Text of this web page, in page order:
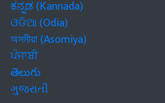
ಕನ್ನಡ (Kannada)
ଓଡିଆ (Odia)
অসমীয়া (Asomiya)
ਪੰਜਾਬੀ
తెలుగు
ગુજરાતી